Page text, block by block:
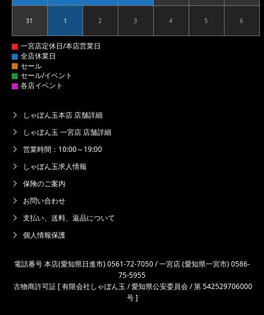
312026.08.31 12026.09.01 22026.09.02 32026.09.03 42026.09.04 52026.09.05 6
しゃぼん玉本店 店舗詳細
しゃぼん玉 一宮店 店舗詳細
営業時間：10:00～19:00
しゃぼん玉求人情報
保険のご案内
お問い合わせ
支払い、送料、返品について
個人情報保護
電話番号 本店(愛知県日進市) 0561-72-7050 / 一宮店 (愛知県一宮市) 0586-
75-5955
古物商許可証 [ 有限会社しゃぼん玉 / 愛知県公安委員会 / 第 542529706000
号 ]